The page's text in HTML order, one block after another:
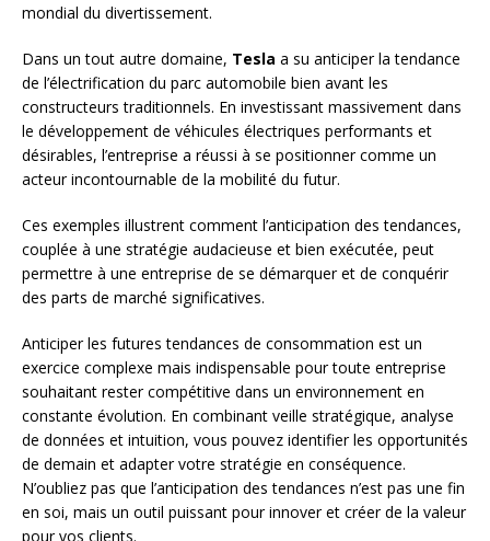
mondial du divertissement.
Dans un tout autre domaine, Tesla a su anticiper la tendance
de l’électrification du parc automobile bien avant les
constructeurs traditionnels. En investissant massivement dans
le développement de véhicules électriques performants et
désirables, l’entreprise a réussi à se positionner comme un
acteur incontournable de la mobilité du futur.
Ces exemples illustrent comment l’anticipation des tendances,
couplée à une stratégie audacieuse et bien exécutée, peut
permettre à une entreprise de se démarquer et de conquérir
des parts de marché significatives.
Anticiper les futures tendances de consommation est un
exercice complexe mais indispensable pour toute entreprise
souhaitant rester compétitive dans un environnement en
constante évolution. En combinant veille stratégique, analyse
de données et intuition, vous pouvez identifier les opportunités
de demain et adapter votre stratégie en conséquence.
N’oubliez pas que l’anticipation des tendances n’est pas une fin
en soi, mais un outil puissant pour innover et créer de la valeur
pour vos clients.